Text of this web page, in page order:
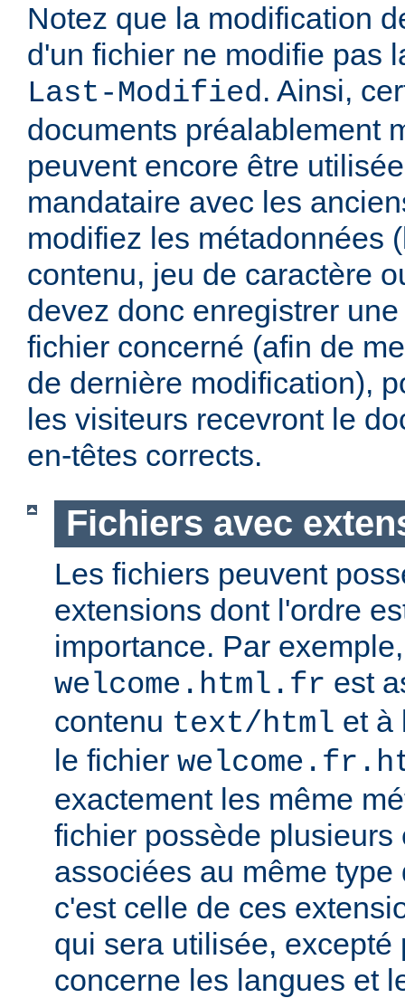
Notez que la modification
d'un fichier ne modifie pas
Last-Modified. Ainsi,
documents préalablement
peuvent encore être
mandataire avec les
modifiez les métadonnées
contenu, jeu de caractère
devez donc enregistrer
fichier concerné (afin de
de dernière modification),
les visiteurs recevront le
en-têtes corrects.
Fichiers avec
Les fichiers peuvent
extensions dont l'ordre
importance. Par
welcome.html.fr est
contenu text/html et à
le fichier
exactement les même
fichier possède plusieurs
associées au même
c'est celle de ces
qui sera utilisée, excepté
concerne les langues et